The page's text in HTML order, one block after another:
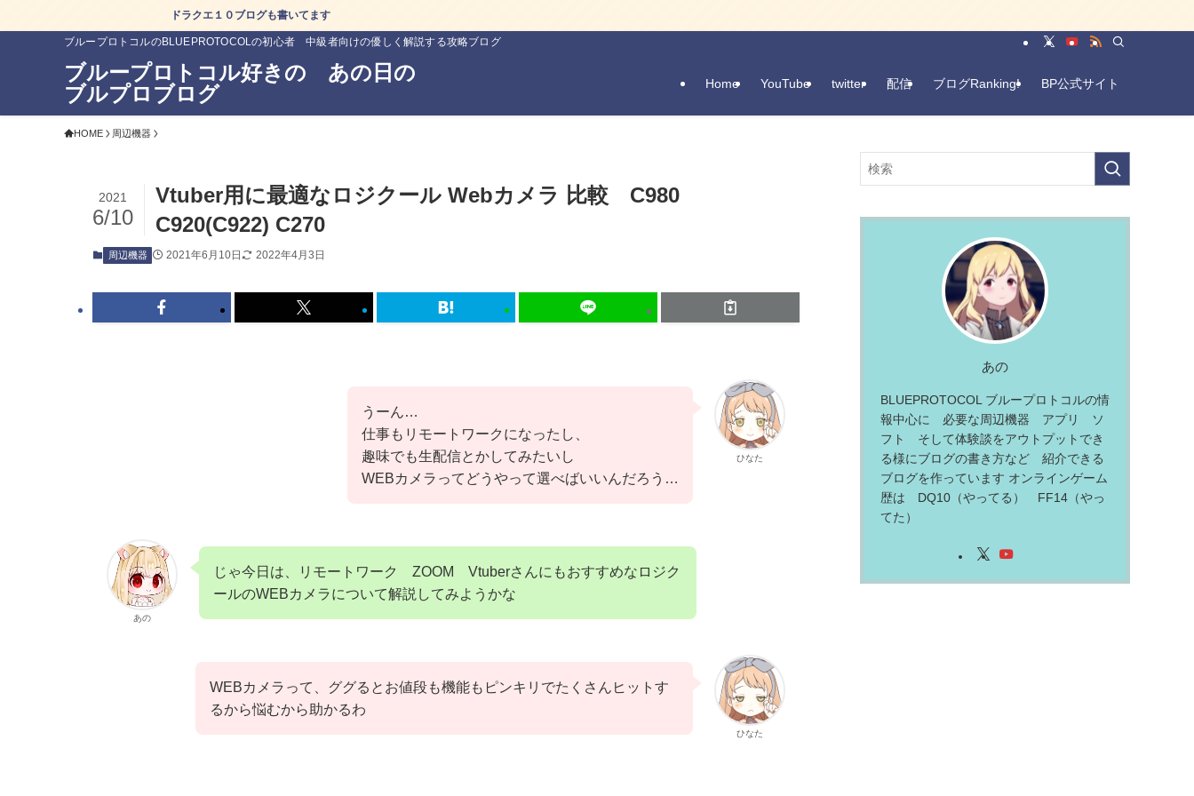
ドラクエ１０ブログも書いてます
ブループロトコルのBLUEPROTOCOLの初心者 中級者向けの優しく解説する攻略ブログ
ブループロトコル好きの あの日の
ブルプロブログ
Home YouTube twitter 配信 ブログRanking! BP公式サイト
HOME 周辺機器
Vtuber用に最適なロジクール Webカメラ 比較 C980
C920(C922) C270
2021
6/10
周辺機器 2021年6月10日 2022年4月3日
ひなた
うーん…
仕事もリモートワークになったし、
趣味でも生配信とかしてみたいし
WEBカメラってどうやって選べばいいんだろう…
あの
じゃ今日は、リモートワーク ZOOM Vtuberさんにもおすすめなロジク
ールのWEBカメラについて解説してみようかな
ひなた
WEBカメラって、ググるとお値段も機能もピンキリでたくさんヒットす
るから悩むから助かるわ
あの
BLUEPROTOCOL ブループロトコルの情
報中心に 必要な周辺機器 アプリ ソ
フト そして体験談をアウトプットでき
る様にブログの書き方など 紹介できる
ブログを作っています オンラインゲーム
歴は DQ10（やってる） FF14（やっ
てた）